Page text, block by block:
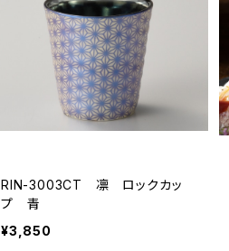
RIN-3003CT 凛 ロックカッ
プ 青
¥3,850